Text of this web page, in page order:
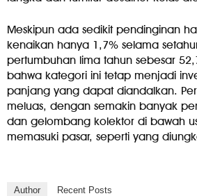
Meskipun ada sedikit pendinginan
kenaikan hanya 1,7% selama
pertumbuhan lima tahun sebesar
bahwa kategori ini tetap menjadi
panjang yang dapat diandalkan.
meluas, dengan semakin banyak
dan gelombang kolektor di bawah
memasuki pasar, seperti yang
Author Recent Posts